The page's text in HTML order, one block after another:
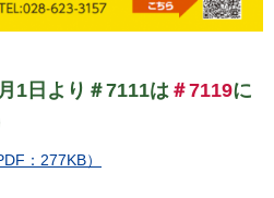
1日より＃7111は ＃7119に
：277KB）